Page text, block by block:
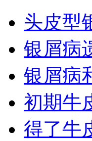
头皮型
银屑病
银屑病
初期牛
得了牛